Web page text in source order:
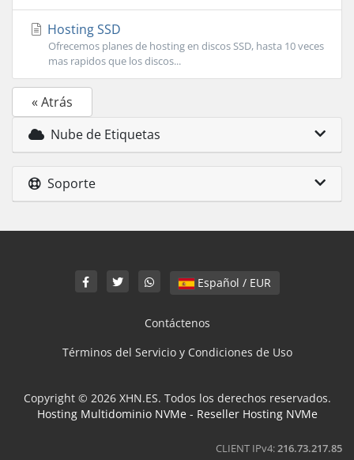
Hosting SSD
Ofrecemos planes de hosting en discos SSD, hasta 10 veces
mas rapidos que los discos...
« Atrás
Nube de Etiquetas
Soporte
Español / EUR
Contáctenos
Términos del Servicio y Condiciones de Uso
Copyright © 2026 XHN.ES. Todos los derechos reservados.
Hosting Multidominio NVMe- Reseller Hosting NVMe
CLIENT IPv4:216.73.217.85